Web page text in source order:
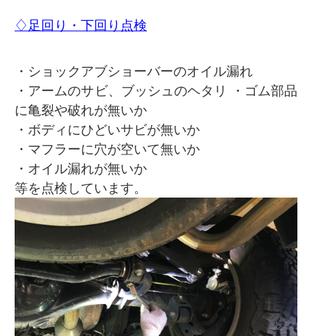
♢足回り・下回り点検
・ショックアブショーバーのオイル漏れ
・アームのサビ、ブッシュのヘタリ ・ゴム部品
に亀裂や破れが無いか
・ボディにひどいサビが無いか
・マフラーに穴が空いて無いか
・オイル漏れが無いか
等を点検しています。